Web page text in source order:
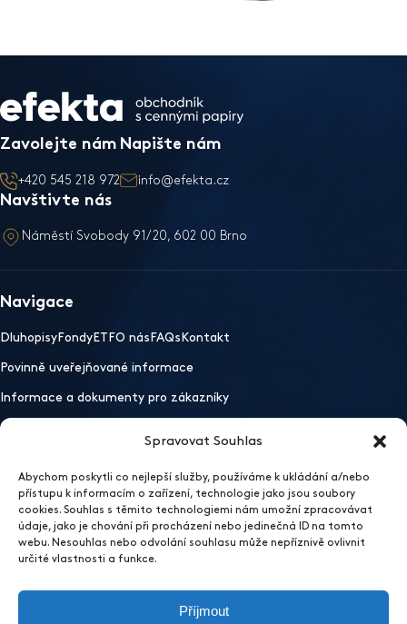
Spravovat Souhlas
Abychom poskytli co nejlepší služby, používáme k ukládání a/nebo
přístupu k informacím o zařízení, technologie jako jsou soubory
cookies. Souhlas s těmito technologiemi nám umožní zpracovávat
údaje, jako je chování při procházení nebo jedinečná ID na tomto
webu. Nesouhlas nebo odvolání souhlasu může nepříznivě ovlivnit
určité vlastnosti a funkce.
Příjmout
Zavolejte nám
+420 545 218 972
Napište nám
info@efekta.cz
Navštivte nás
Náměstí Svobody 91/20, 602 00 Brno
Navigace
Dluhopisy Fondy ETFO nás FAQs Kontakt
Povinně uveřejňované informace
Informace a dokumenty pro zákazníky
Mobilní aplikaceOchrana osobních údajůWhistleblowing
Otevřít nastavení preferencí cookies
2026 EFEKTA obchodník s cennými papíry
Sídlo
EFEKTA obchodník s cennými papíry a.s.
Vinařská 460/3, 603 00 Brno, Pisárky